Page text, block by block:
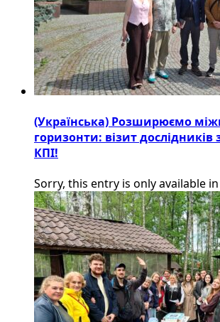
(Українська) Розширюємо
горизонти: візит дослідників
КПІ!
Sorry, this entry is only available in